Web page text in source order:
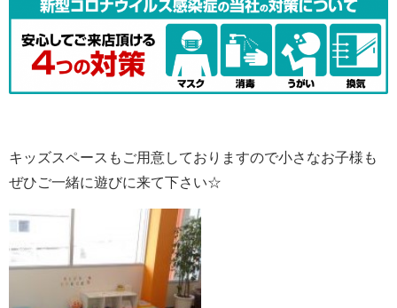
キッズスペースもご用意しておりますので小さなお子様も
ぜひご一緒に遊びに来て下さい☆